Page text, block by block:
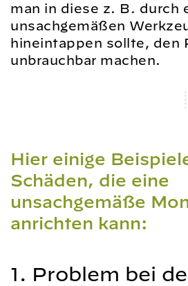
man in diese z. B. durch
unsachgemäßen
hineintappen sollte, den
unbrauchbar machen.
Hier einige
Schäden, die eine
unsachgemäße
anrichten kann:
1. Problem bei